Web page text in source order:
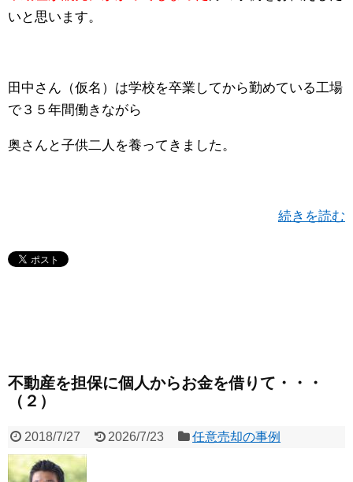
いと思います。
田中さん（仮名）は学校を卒業してから勤めている工場
で３５年間働きながら
奥さんと子供二人を養ってきました。
続きを読む
不動産を担保に個人からお金を借りて・・・
（２）
2018/7/27 2026/7/23 任意売却の事例